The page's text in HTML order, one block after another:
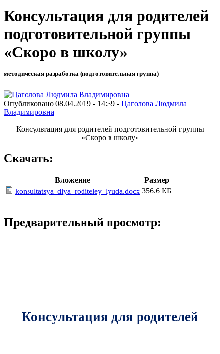
Консультация для родителей
подготовительной группы
«Скоро в школу»
методическая разработка (подготовительная группа)
Опубликовано 08.04.2019 - 14:39 - Цаголова Людмила
Владимировна
Консультация для родителей подготовительной группы
«Скоро в школу»
Скачать:
Вложение
Размер
konsultatsya_dlya_roditeley_lyuda.docx 356.6 КБ
Предварительный просмотр:
Консультация для родителей